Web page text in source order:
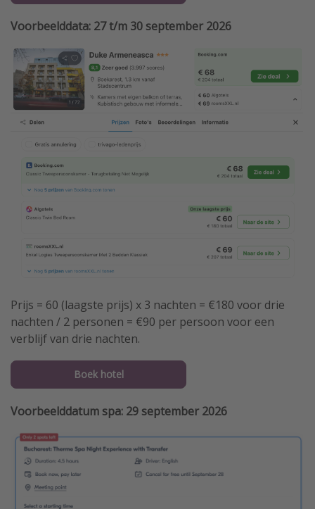
Voorbeelddata: 27 t/m 30 september 2026
Prijs = 60 (laagste prijs) x 3 nachten = €180 voor drie
nachten / 2 personen = €90 per persoon voor een
verblijf van drie nachten.
Boek hotel
Voorbeelddatum spa: 29 september 2026